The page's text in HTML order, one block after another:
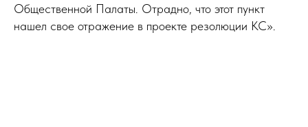
Общественной Палаты. Отрадно, что этот пункт
нашел свое отражение в проекте резолюции КС».